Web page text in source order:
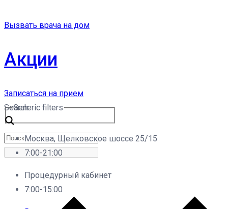
Вызвать врача на дом
Акции
Записаться на прием
Search
Generic filters
Москва, Щелковское шоссе 25/15
7:00-21:00
Процедурный кабинет
7:00-15:00